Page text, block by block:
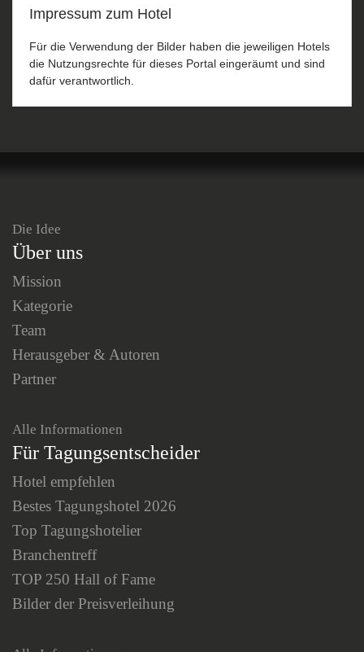
Impressum zum Hotel
Für die Verwendung der Bilder haben die jeweiligen Hotels
die Nutzungsrechte für dieses Portal eingeräumt und sind
dafür verantwortlich.
Die Idee
Über uns
Mission
Kategorie
Team
Herausgeber & Autoren
Partner
Alle Informationen
Für Tagungsentscheider
Hotel empfehlen
Bestes Tagungshotel 2026
Top Tagungshotelier
Branchentreff
TOP 250 Hall of Fame
Bilder der Preisverleihung